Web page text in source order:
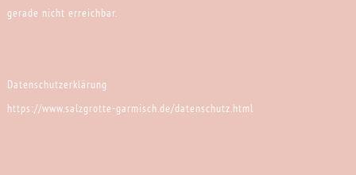
gerade nicht erreichbar.
Datenschutzerklärung
https://www.salzgrotte-garmisch.de/datenschutz.html